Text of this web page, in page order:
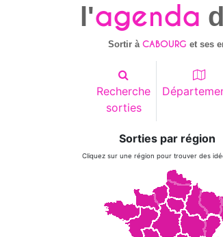
l'agenda
Sortir àCABOURG et ses
Recherche
sorties
Sorties par région
Cliquez sur une région pour trouver des